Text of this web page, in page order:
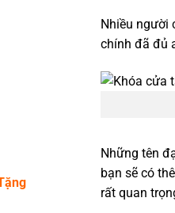
Nhiều người
chính đã đủ
Những tên
bạn sẽ có
rất quan